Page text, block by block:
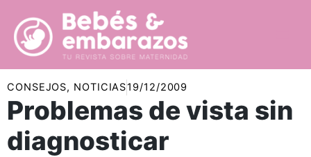
contenido
CONSEJOS, NOTICIAS19/12/2009
Problemas de vista sin
diagnosticar